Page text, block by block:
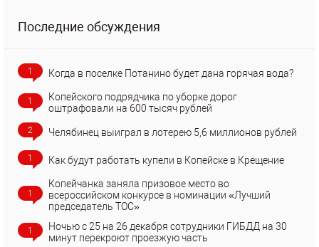
Последние обсуждения
1 Когда в поселке Потанино будет дана горячая вода?
1
Копейского подрядчика по уборке дорог
оштрафовали на 600 тысяч рублей
2 Челябинец выиграл в лотерею 5,6 миллионов рублей
1 Как будут работать купели в Копейске в Крещение
1
Копейчанка заняла призовое место во
всероссийском конкурсе в номинации «Лучший
председатель ТОС»
1
Ночью с 25 на 26 декабря сотрудники ГИБДД на 30
минут перекроют проезжую часть